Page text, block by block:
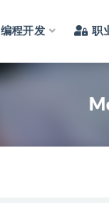
编程开发 职